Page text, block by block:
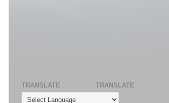
TRANSLATE TRANSLATE